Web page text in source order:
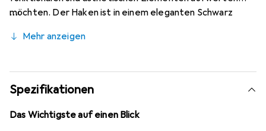
möchten. Der Haken ist in einem eleganten Schwarz
Fahrzeugs ein. Er bietet nicht nur eine ansprechende
Zubehörteile oder Lasten zu transportieren, was die
Vielseitigkeit des RC-Crawlers erhöht. Die Verwendung
von robustem Material gewährleistet eine lange
Lebensdauer und Zuverlässigkeit, selbst unter
Mehr anzeigen
Spezifikationen
Das Wichtigste auf einen Blick